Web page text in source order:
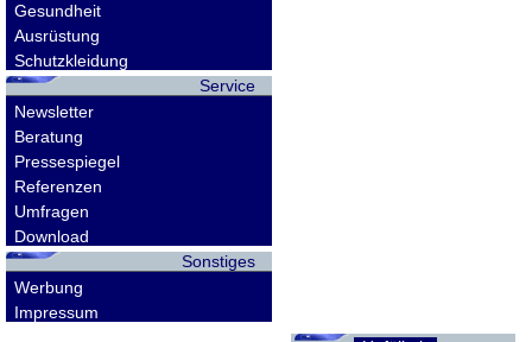
Gesundheit
Ausrüstung
Schutzkleidung
Service
Newsletter
Beratung
Pressespiegel
Referenzen
Umfragen
Download
Sonstiges
Werbung
Impressum